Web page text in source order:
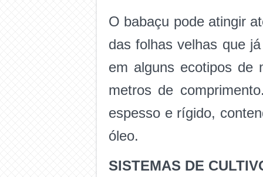
O babaçu pode atingir
das folhas velhas que
em alguns ecotipos de
metros de
espesso e rígido,
óleo.
SISTEMAS DE